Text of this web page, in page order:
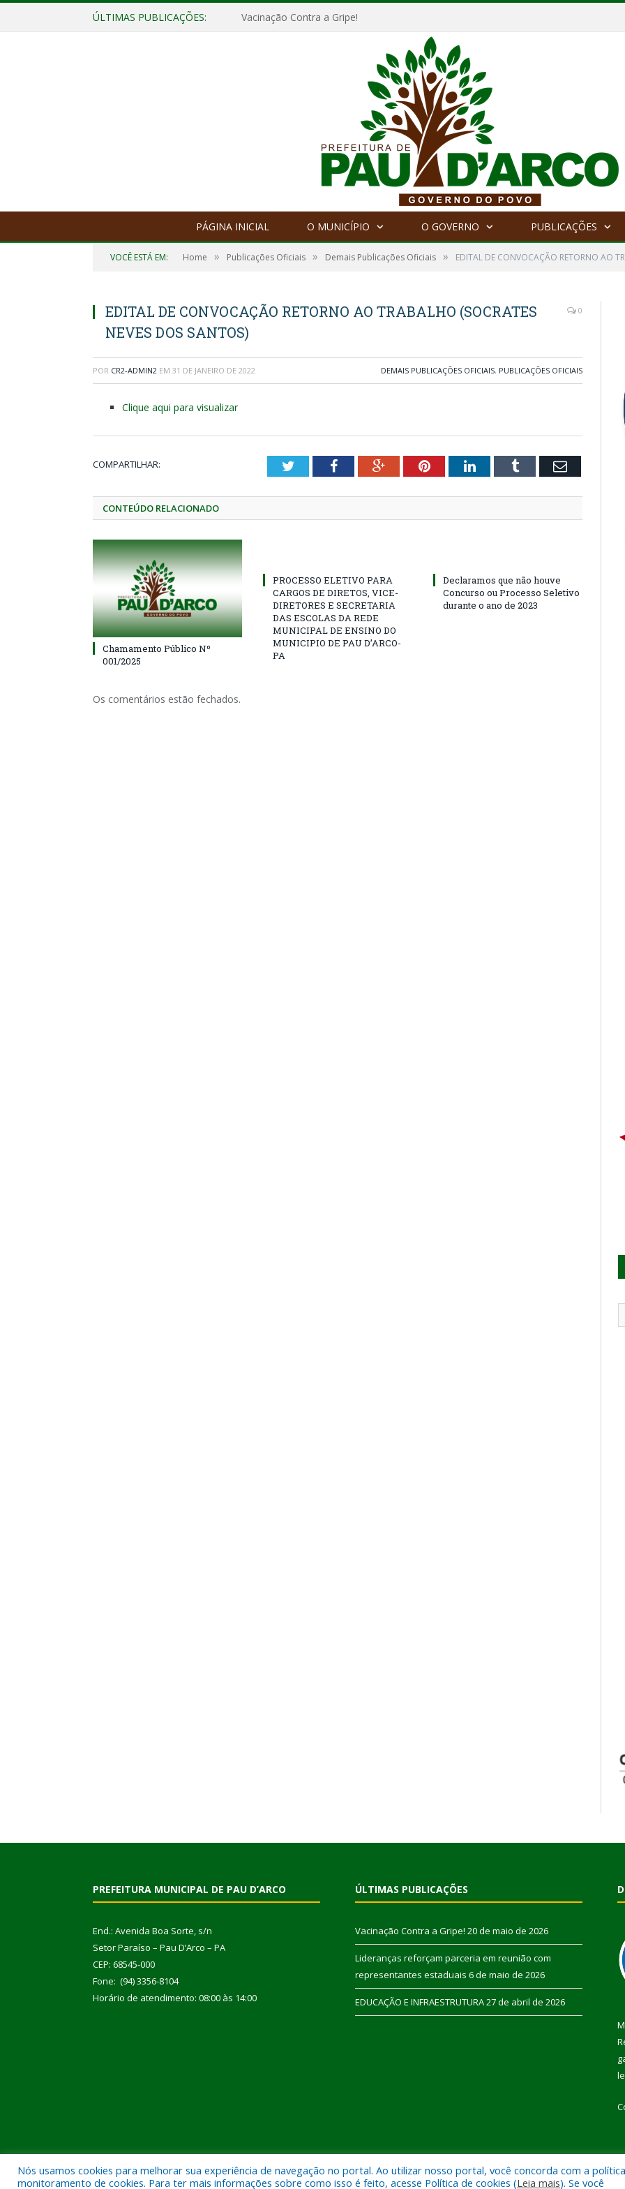
ÚLTIMAS PUBLICAÇÕES: Vacinação Contra a Gripe!
PÁGINA INICIAL O MUNICÍPIO O GOVERNO PUBLICAÇÕES
VOCÊ ESTÁ EM: Home » Publicações Oficiais » Demais Publicações Oficiais » EDITAL DE CONVOCAÇÃO RETORNO AO
EDITAL DE CONVOCAÇÃO RETORNO AO TRABALHO (SOCRATES
NEVES DOS SANTOS)
0
POR CR2-ADMIN2 EM 31 DE JANEIRO DE 2022 DEMAIS PUBLICAÇÕES OFICIAIS, PUBLICAÇÕES OFICIAIS
Clique aqui para visualizar
COMPARTILHAR: TwitterFacebookGoogle+PinterestLinkedInTumblr Email
CONTEÚDO RELACIONADO
Chamamento Público Nº
001/2025
PROCESSO ELETIVO PARA
CARGOS DE DIRETOS, VICE-
DIRETORES E SECRETARIA
DAS ESCOLAS DA REDE
MUNICIPAL DE ENSINO DO
MUNICIPIO DE PAU D’ARCO-
PA
Declaramos que não houve
Concurso ou Processo Seletivo
durante o ano de 2023
Os comentários estão fechados.
PREFEITURA MUNICIPAL DE PAU D’ARCO
End.: Avenida Boa Sorte, s/n
Setor Paraíso – Pau D’Arco – PA
CEP: 68545-000
Fone: (94) 3356-8104
Horário de atendimento: 08:00 às 14:00
ÚLTIMAS PUBLICAÇÕES
Vacinação Contra a Gripe! 20 de maio de 2026
Lideranças reforçam parceria em reunião com
representantes estaduais 6 de maio de 2026
EDUCAÇÃO E INFRAESTRUTURA27 de abril de 2026
Todos os direitos reservados a Prefeitura Municipal de Pau D’Arco. Mapa do Site
Nós usamos cookies para melhorar sua experiência de navegação no portal. Ao utilizar nosso portal, você concorda com a
monitoramento de cookies. Para ter mais informações sobre como isso é feito, acesse Política de cookies (Leia mais). Se você